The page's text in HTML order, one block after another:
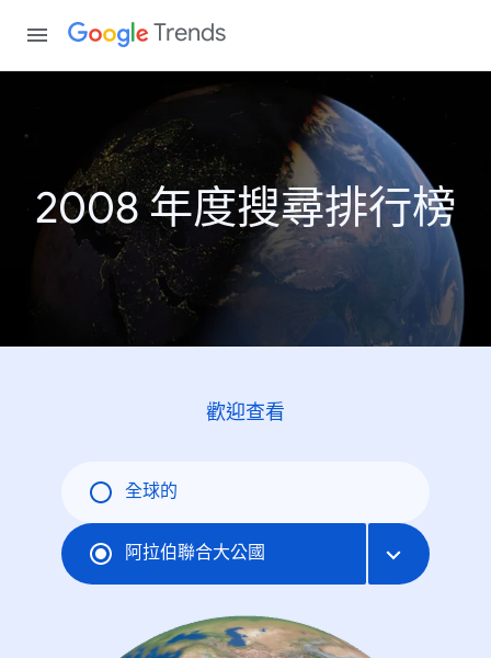
Trends
2008 年度搜尋排行榜
歡迎查看
全球的
阿拉伯聯合大公國